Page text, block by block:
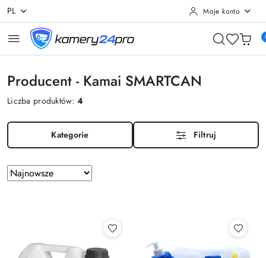
Przejdź do treści głównej
Przejdź do wyszukiwarki
Przejdź do moje konto
Przejdź do menu głównego
Przejdź do stopki
PL Moje konto
Producent - Kamai SMARTCAN
Liczba produktów:4
Kategorie Filtruj
Zastosowano
sortowanie:
Sortuj
według